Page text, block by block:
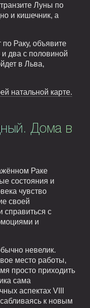
Луны по
и кишечник, а
Раку, объявите
и два с половиной
в Льва,
натальной карте.
Дома в
Раке
состояния и
чувство
своей
справиться с
и
невелик.
место работы,
просто приходить
сама
аспектах VIII
к новым